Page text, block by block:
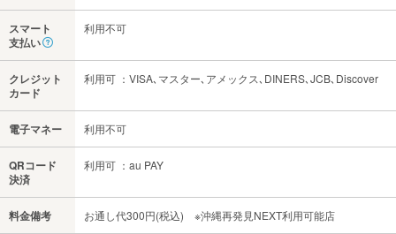
スマート
支払い
利用不可
クレジット
カード
利用可 ：VISA､マスター､アメックス､DINERS､JCB､Discover
電子マネー 利用不可
QRコード
決済
利用可 ：au PAY
料金備考 お通し代300円(税込) ※沖縄再発見NEXT利用可能店